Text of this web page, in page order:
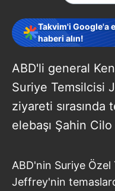
Takvim'i Google'a
haberi alın!
ABD'li general
Suriye Temsilcisi
ziyareti sırasında
elebaşı Şahin
ABD'nin Suriye
Jeffrey'nin